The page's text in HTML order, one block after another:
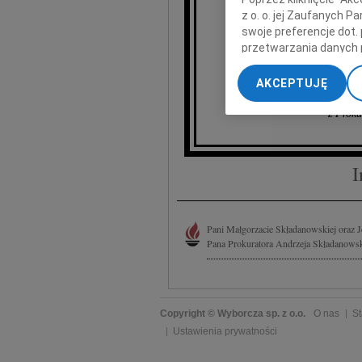
z
Pani Małgorzacie Składanowskiej
Pana Prokuratora Andrzeja
Copyright © Wyborcza sp. z o.o. O nas
Ustawienia prywatności
z o. o. jej Zaufanych
swoje preferencje dot.
przetwarzania danych
„Ustawienia
My, nasi Zaufani
dokładnych danych
Przechowywanie
treści, badnie
AKCEPTUJĘ